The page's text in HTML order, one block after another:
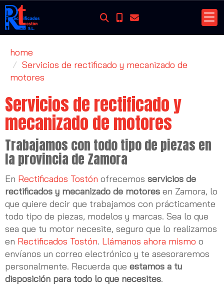
home
Servicios de rectificado y mecanizado de
motores
Servicios de rectificado y
mecanizado de motores
Trabajamos con todo tipo de piezas en
la provincia de Zamora
En Rectificados Tostón ofrecemos servicios de
rectificados y mecanizado de motores en Zamora, lo
que quiere decir que trabajamos con prácticamente
todo tipo de piezas, modelos y marcas. Sea lo que
sea que tu motor necesite, seguro que lo realizamos
en Rectificados Tostón. Llámanos ahora mismo o
envíanos un correo electrónico y te asesoraremos
personalmente. Recuerda que estamos a tu
disposición para todo lo que necesites.